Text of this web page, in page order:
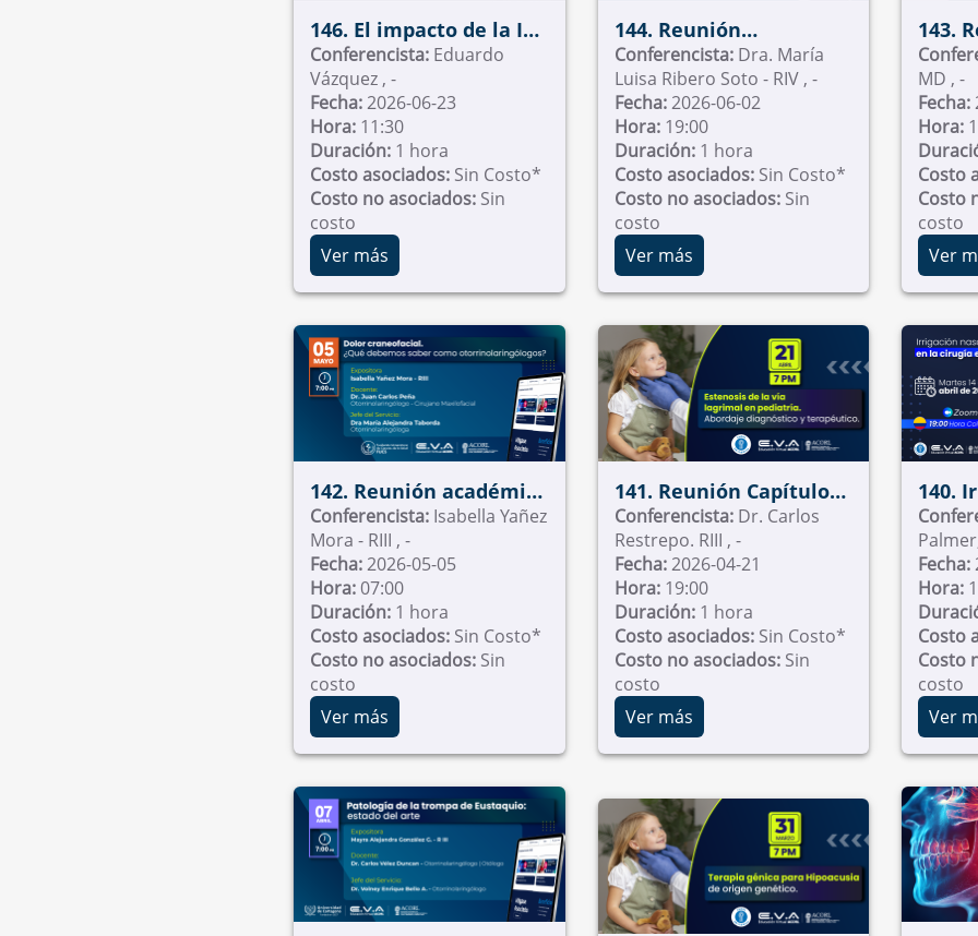
146. El impacto de la IA
en la
otorrinolaringología -
Menos es Más +
Conferencista: Eduardo
Vázquez , -
Fecha:2026-06-23
Hora: 11:30
Duración: 1 hora
Costo asociados: Sin Costo*
Costo no asociados: Sin
costo
Ver más
144. Reunión
Académica Fundación
Universitaria Sanitas
Conferencista: Dra. María
Luisa Ribero Soto - RIV , -
Fecha:2026-06-02
Hora: 19:00
Duración: 1 hora
Costo asociados: Sin Costo*
Costo no asociados: Sin
costo
Ver más
143.
MD , -
Fecha:
Hora:
Costo
Costo
costo
Ver
142. Reunión académica
Fundación
Universitaria de
Ciencias de la Salud
Conferencista: Isabella Yañez
Mora - RIII , -
Fecha:2026-05-05
Hora:07:00
Duración: 1 hora
Costo asociados: Sin Costo*
Costo no asociados: Sin
costo
Ver más
141. Reunión Capítulo
Otorrinolaringología
Pediátrica –
Universidad Nacional
Conferencista: Dr. Carlos
Restrepo. RIII , -
Fecha:2026-04-21
Hora: 19:00
Duración: 1 hora
Costo asociados: Sin Costo*
Costo no asociados: Sin
costo
Ver más
140.
su
nasal
Fecha:
Hora:
Costo
Costo
costo
Ver